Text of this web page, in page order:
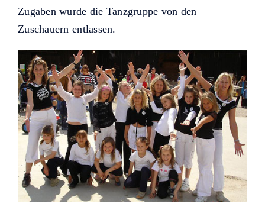
Zugaben wurde die Tanzgruppe von den
Zuschauern entlassen.